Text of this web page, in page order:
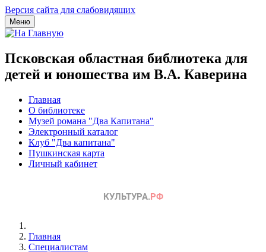
Версия сайта для слабовидящих
Меню
Псковская областная библиотека для
детей и юношества им В.А. Каверина
Главная
О библиотеке
Музей романа "Два Капитана"
Электронный каталог
Клуб "Два капитана"
Пушкинская карта
Личный кабинет
Главная
Специалистам